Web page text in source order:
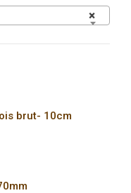
×
brut- 10cm